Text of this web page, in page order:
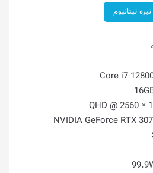
تیتانیوم
Core i7-
NVIDIA GeForce RTX